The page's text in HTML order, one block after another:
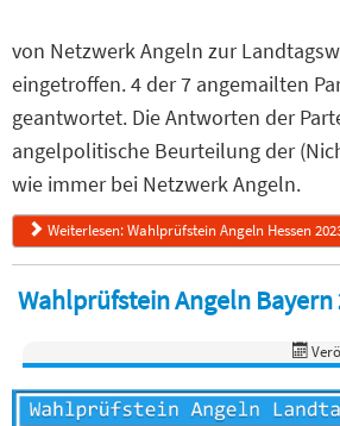
von Netzwerk Angeln zur
eingetroffen. 4 der 7 angemailten
geantwortet. Die Antworten der
angelpolitische Beurteilung der
wie immer bei Netzwerk Angeln.
Weiterlesen: Wahlprüfstein Angeln Hessen
Wahlprüfstein Angeln Bayern